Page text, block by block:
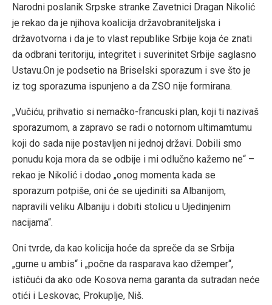
Narodni poslanik Srpske stranke Zavetnici Dragan Nikolić
je rekao da je njihova koalicija državobraniteljska i
državotvorna i da je to vlast republike Srbije koja će znati
da odbrani teritoriju, integritet i suverinitet Srbije saglasno
Ustavu.On je podsetio na Briselski sporazum i sve što je
iz tog sporazuma ispunjeno a da ZSO nije formirana.
„Vučiću, prihvatio si nemačko-francuski plan, koji ti nazivaš
sporazumom, a zapravo se radi o notornom ultimamtumu
koji do sada nije postavljen ni jednoj državi. Dobili smo
ponudu koja mora da se odbije i mi odlučno kažemo ne“ –
rekao je Nikolić i dodao „onog momenta kada se
sporazum potpiše, oni će se ujediniti sa Albanijom,
napravili veliku Albaniju i dobiti stolicu u Ujedinjenim
nacijama“.
Oni tvrde, da kao kolicija hoće da spreče da se Srbija
„gurne u ambis“ i „počne da rasparava kao džemper“,
ističući da ako ode Kosova nema garanta da sutradan neće
otići i Leskovac, Prokuplje, Niš.